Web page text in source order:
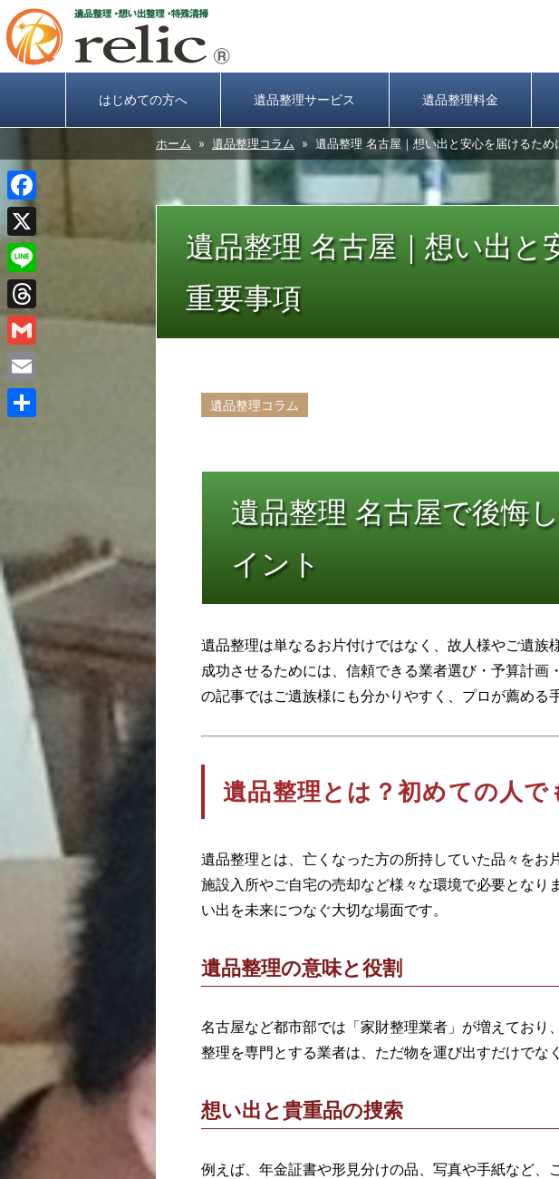
はじめての方へ 遺品整理サービス 遺品整理料金
ホーム » 遺品整理コラム » 遺品整理 名古屋｜想い出と安心を届けるため
遺品整理 名古屋｜想い出
重要事項
遺品整理コラム
遺品整理 名古屋で後悔
イント
遺品整理は単なるお片付けではなく、故人様やご遺
成功させるためには、信頼できる業者選び・予算計
の記事ではご遺族様にも分かりやすく、プロが薦める
遺品整理とは？初めての人で
遺品整理とは、亡くなった方の所持していた品々をお
施設入所やご自宅の売却など様々な環境で必要とな
い出を未来につなぐ大切な場面です。
遺品整理の意味と役割
名古屋など都市部では「家財整理業者」が増えてお
整理を専門とする業者は、ただ物を運び出すだけでな
想い出と貴重品の捜索
例えば、年金証書や形見分けの品、写真や手紙など
Facebook
X
Line
Threads
Gmail
Email